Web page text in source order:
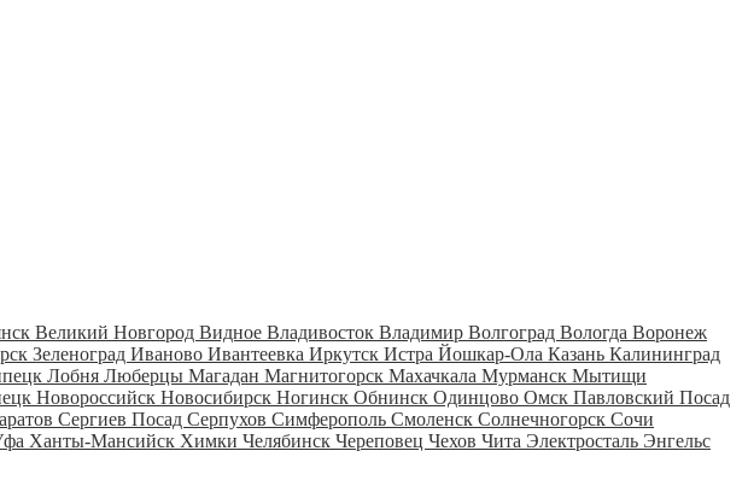
Великий Новгород Видное Владивосток Владимир Волгоград Вологда Воронеж
Зеленоград Иваново Ивантеевка Иркутск Истра Йошкар-Ола Казань Калининград
Лобня Люберцы Магадан Магнитогорск Махачкала Мурманск Мытищи
Новороссийск Новосибирск Ногинск Обнинск Одинцово Омск Павловский Посад
Сергиев Посад Серпухов Симферополь Смоленск Солнечногорск Сочи
Ханты-Мансийск Химки Челябинск Череповец Чехов Чита Электросталь Энгельс